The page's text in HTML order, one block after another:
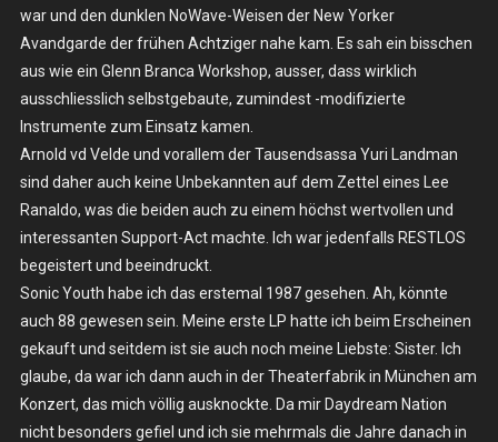
9
war und den dunklen NoWave-Weisen der New Yorker
Avandgarde der frühen Achtziger nahe kam. Es sah ein bisschen
aus wie ein Glenn Branca Workshop, ausser, dass wirklich
ausschliesslich selbstgebaute, zumindest -modifizierte
Instrumente zum Einsatz kamen.
Arnold vd Velde und vorallem der Tausendsassa Yuri Landman
sind daher auch keine Unbekannten auf dem Zettel eines Lee
Ranaldo, was die beiden auch zu einem höchst wertvollen und
interessanten Support-Act machte. Ich war jedenfalls RESTLOS
begeistert und beeindruckt.
Sonic Youth habe ich das erstemal 1987 gesehen. Ah, könnte
auch 88 gewesen sein. Meine erste LP hatte ich beim Erscheinen
gekauft und seitdem ist sie auch noch meine Liebste: Sister. Ich
glaube, da war ich dann auch in der Theaterfabrik in München am
Konzert, das mich völlig ausknockte. Da mir Daydream Nation
nicht besonders gefiel und ich sie mehrmals die Jahre danach in